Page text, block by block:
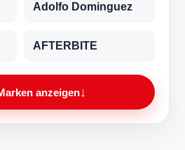
Adolfo Dominguez
AFTERBITE
anzeigen↓